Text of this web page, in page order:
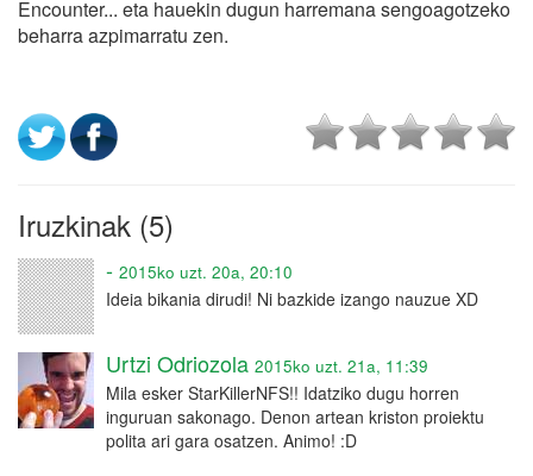
Encounter... eta hauekin dugun harremana sengoagotzeko
beharra azpimarratu zen.
Iruzkinak (5)
- 2015ko uzt. 20a, 20:10
Ideia bikania dirudi! Ni bazkide izango nauzue XD
Urtzi Odriozola 2015ko uzt. 21a, 11:39
Mila esker StarKillerNFS!! Idatziko dugu horren
inguruan sakonago. Denon artean kriston proiektu
polita ari gara osatzen. Animo! :D